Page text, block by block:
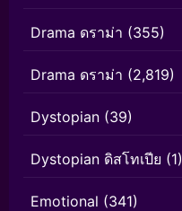
Drama ดราม่า (355)
Drama ดราม่า (2,819)
Dystopian (39)
Dystopian ดิสโทเปีย (1)
Emotional (341)